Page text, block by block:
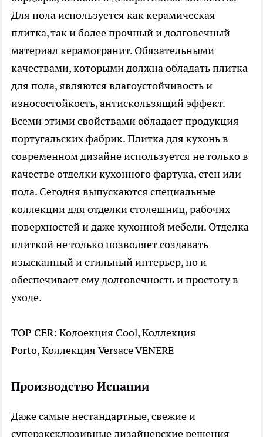
Для пола используется как керамическая
плитка, так и более прочный и долговечный
материал керамогранит. Обязательными
качествами, которыми должна обладать плитка
для пола, являются влагоустойчивость и
износостойкость, антискользящий эффект.
Всеми этими свойствами обладает продукция
португальских фабрик. Плитка для кухонь в
современном дизайне используется не только в
качестве отделки кухонного фартука, стен или
пола. Сегодня выпускаются специальные
коллекции для отделки столешниц, рабочих
поверхностей и даже кухонной мебели. Отделка
плиткой не только позволяет создавать
изысканный и стильный интерьер, но и
обеспечивает ему долговечность и простоту в
уходе.
TOP CER: Колоекция Cool, Коллекция
Porto, Коллекция Versace VENERE
Производство Испании
Даже самые нестандартные, свежие и
суперэксклюзивные дизайнерские решения